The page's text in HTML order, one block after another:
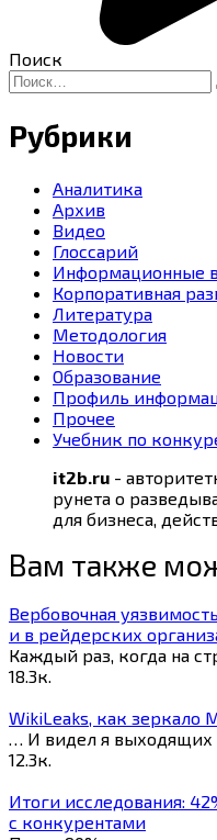
Поиск
Search
for:
Рубрики
Аналитика
Архив
Видео
Глоссарий
Информационные
Корпоративная
Литература
Методология
Новости
Образование
Профиль
Прочее
Учебник по
it2b.ru -
рунета о
для бизнеса,
Вам также
Вербовочная
и в рейдерских
Каждый раз, когда на
18.3к.
WikiLeaks, как зеркало
… И видел я выходящих
12.3к.
Итоги исследования:
с конкурентами